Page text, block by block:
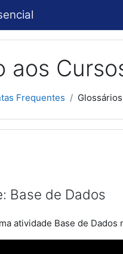
aos
Frequentes Glossários
Base de Dados
atividade Base de Dados